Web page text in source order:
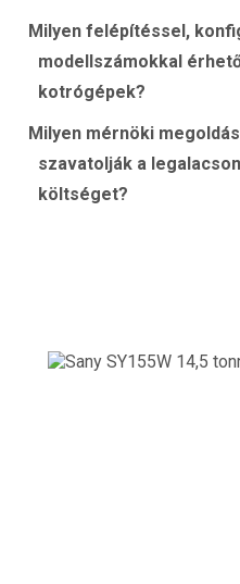
Milyen felépítéssel,
modellszámokkal
kotrógépek?
Milyen mérnöki
szavatolják a
költséget?